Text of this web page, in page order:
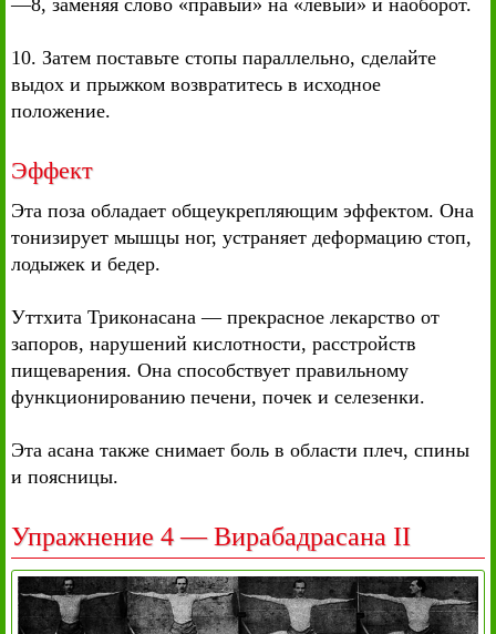
—8, заменяя слово «правый» на «левый» и наоборот.
10. Затем поставьте стопы параллельно, сделайте
выдох и прыжком возвратитесь в исходное
положение.
Эффект
Эта поза обладает общеукрепляющим эффектом. Она
тонизирует мышцы ног, устраняет деформацию стоп,
лодыжек и бедер.
Уттхита Триконасана — прекрасное лекарство от
запоров, нарушений кислотности, расстройств
пищеварения. Она способствует правильному
функционированию печени, почек и селезенки.
Эта асана также снимает боль в области плеч, спины
и поясницы.
Упражнение 4 — Вирабадрасана II